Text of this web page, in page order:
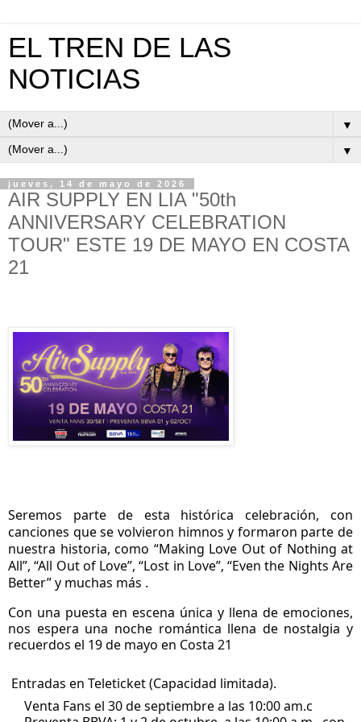
EL TREN DE LAS
NOTICIAS
▼
▼
jueves, 14 de mayo de 2026
AIR SUPPLY EN LIA "50th
ANNIVERSARY CELEBRATION
TOUR" ESTE 19 DE MAYO EN COSTA
21
Seremos parte de esta histórica celebración, con
canciones que se volvieron himnos y formaron parte de
nuestra historia, como “Making Love Out of Nothing at
All”, “All Out of Love”, “Lost in Love”, “Even the Nights Are
Better” y muchas más .
Con una puesta en escena única y llena de emociones,
nos espera una noche romántica llena de nostalgia y
recuerdos el 19 de mayo en Costa 21
Entradas en Teleticket (Capacidad limitada).
Venta Fans el 30 de septiembre a las 10:00 am.c